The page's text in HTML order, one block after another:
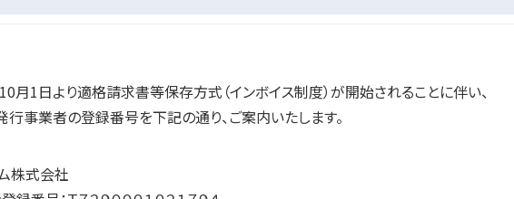
月1日より適格請求書等保存方式（インボイス制度）が開始されることに伴い、
事業者の登録番号を下記の通り、ご案内いたします。
株式会社